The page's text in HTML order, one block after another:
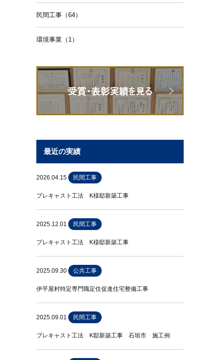
民間工事（64）
環境事業（1）
最近の実績
2026.04.15 民間工事
プレキャスト工法 K様邸新築工事
2025.12.01 民間工事
プレキャスト工法 K様邸新築工事
2025.09.30 公共工事
伊平屋村特定専門職定住促進住宅整備工事
2025.09.01 民間工事
プレキャスト工法 K邸新築工事 石垣市 施工例